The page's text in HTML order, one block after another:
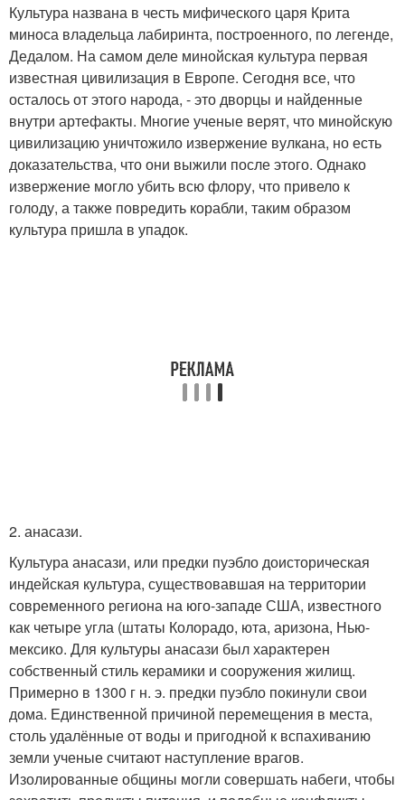
Культура названа в честь мифического царя Крита
миноса владельца лабиринта, построенного, по легенде,
Дедалом. На самом деле минойская культура первая
известная цивилизация в Европе. Сегодня все, что
осталось от этого народа, - это дворцы и найденные
внутри артефакты. Многие ученые верят, что минойскую
цивилизацию уничтожило извержение вулкана, но есть
доказательства, что они выжили после этого. Однако
извержение могло убить всю флору, что привело к
голоду, а также повредить корабли, таким образом
культура пришла в упадок.
2. анасази.
Культура анасази, или предки пуэбло доисторическая
индейская культура, существовавшая на территории
современного региона на юго-западе США, известного
как четыре угла (штаты Колорадо, юта, аризона, Нью-
мексико. Для культуры анасази был характерен
собственный стиль керамики и сооружения жилищ.
Примерно в 1300 г н. э. предки пуэбло покинули свои
дома. Единственной причиной перемещения в места,
столь удалённые от воды и пригодной к вспахиванию
земли ученые считают наступление врагов.
Изолированные общины могли совершать набеги, чтобы